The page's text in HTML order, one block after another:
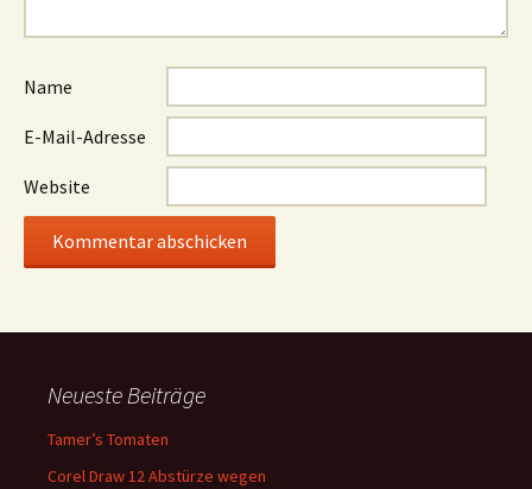
Name
E-Mail-Adresse
Website
Neueste Beiträge
Tamer’s Tomaten
Corel Draw 12 Abstürze wegen